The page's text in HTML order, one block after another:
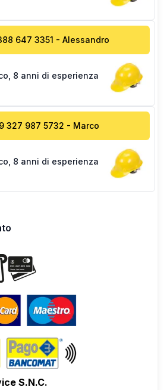
647 3351 - Alessandro
8 anni di esperienza
327 987 5732 - Marco
8 anni di esperienza
S.N.C.